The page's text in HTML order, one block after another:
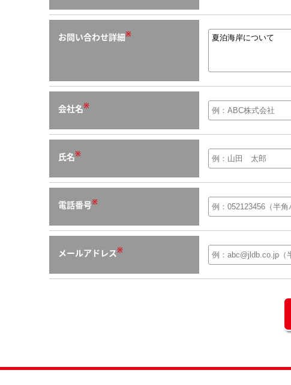
お問い合わせ詳細※
会社名※
氏名※
電話番号※
メールアドレス※